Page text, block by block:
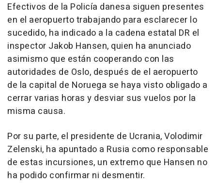
Efectivos de la Policía danesa siguen presentes
en el aeropuerto trabajando para esclarecer lo
sucedido, ha indicado a la cadena estatal DR el
inspector Jakob Hansen, quien ha anunciado
asimismo que están cooperando con las
autoridades de Oslo, después de el aeropuerto
de la capital de Noruega se haya visto obligado a
cerrar varias horas y desviar sus vuelos por la
misma causa.
Por su parte, el presidente de Ucrania, Volodimir
Zelenski, ha apuntado a Rusia como responsable
de estas incursiones, un extremo que Hansen no
ha podido confirmar ni desmentir.